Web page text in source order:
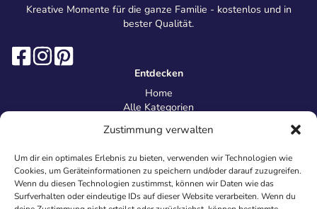
Zustimmung verwalten
Um dir ein optimales Erlebnis zu bieten, verwenden wir Technologien wie
Cookies, um Geräteinformationen zu speichern und/oder darauf zuzugreifen.
Wenn du diesen Technologien zustimmst, können wir Daten wie das
Surfverhalten oder eindeutige IDs auf dieser Website verarbeiten. Wenn du
Kreative Momente für die ganze Familie - kostenlos und in
bester Qualität.
Entdecken
Home
Alle Kategorien
Information
Über uns
Kontakt
Inhaltsrichtlinien
Recht & Datenschutz